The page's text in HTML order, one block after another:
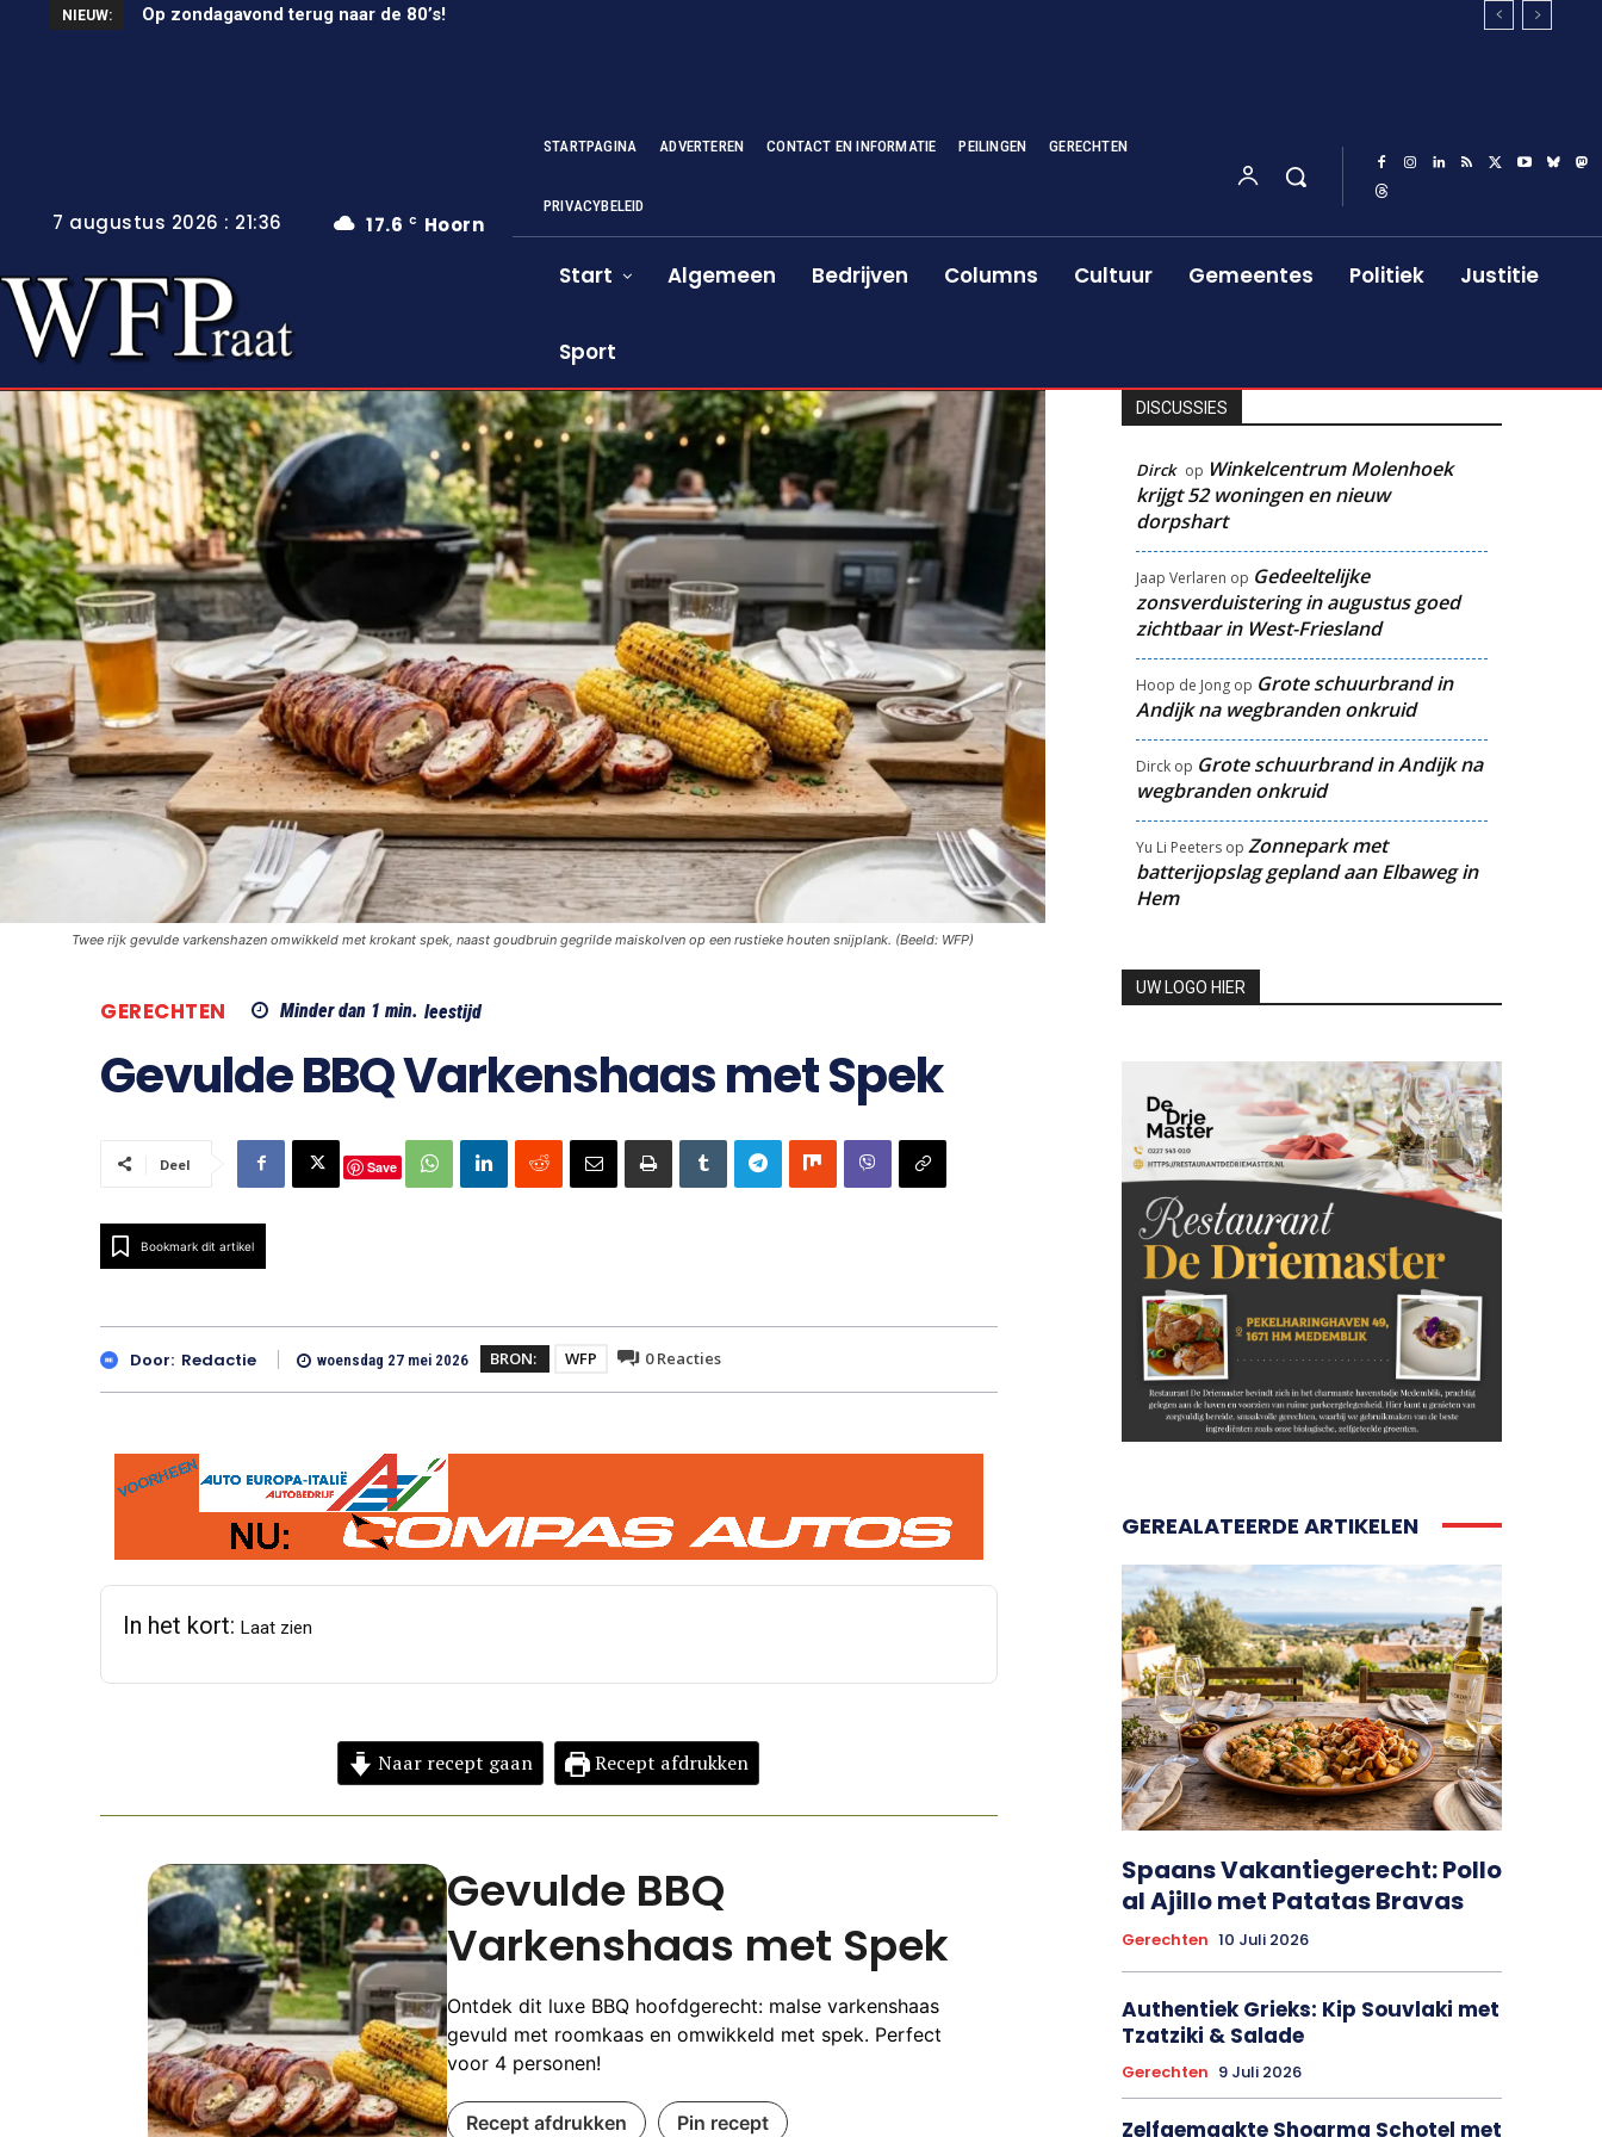
NIEUW: Op zondagavond terug naar de 80’s!
Unieke wielerkoers in Wervershoof
17.6 C Hoorn
7 augustus 2026 : 21:36
STARTPAGINA ADVERTEREN CONTACT EN INFORMATIE PEILINGEN GERECHTEN
PRIVACYBELEID
Start Algemeen Bedrijven Columns Cultuur Gemeentes Politiek Justitie
Sport
Twee rijk gevulde varkenshazen omwikkeld met krokant spek, naast goudbruin gegrilde maiskolven op een rustieke houten snijplank. (Beeld: WFP)
GERECHTEN Minder dan 1 min. leestijd
Gevulde BBQ Varkenshaas met Spek
Deel Save
Bookmark dit artikel
Door: Redactie woensdag 27 mei 2026 BRON: WFP 0Reacties
In het kort: Laat zien
Naar recept gaan Recept afdrukken
Gevulde BBQ
Varkenshaas met Spek
Ontdek dit luxe BBQ hoofdgerecht: malse varkenshaas
gevuld met roomkaas en omwikkeld met spek. Perfect
voor 4 personen!
Recept afdrukken Pin recept
DISCUSSIES
Dirck op Winkelcentrum Molenhoek
krijgt 52 woningen en nieuw
dorpshart
Jaap Verlaren op Gedeeltelijke
zonsverduistering in augustus goed
zichtbaar in West-Friesland
Hoop de Jongop Grote schuurbrand in
Andijk na wegbranden onkruid
Dirckop Grote schuurbrand in Andijk na
wegbranden onkruid
Yu Li Peetersop Zonnepark met
batterijopslag gepland aan Elbaweg in
Hem
UW LOGO HIER
GEREALATEERDE ARTIKELEN
Spaans Vakantiegerecht: Pollo
al Ajillo met Patatas Bravas
Gerechten 10 Juli 2026
Authentiek Grieks: Kip Souvlaki met
Tzatziki & Salade
Gerechten 9 Juli 2026